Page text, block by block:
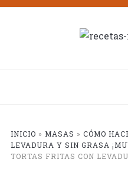
INICIO » MASAS » CÓMO
LEVADURA Y SIN GRASA
TORTAS FRITAS CON